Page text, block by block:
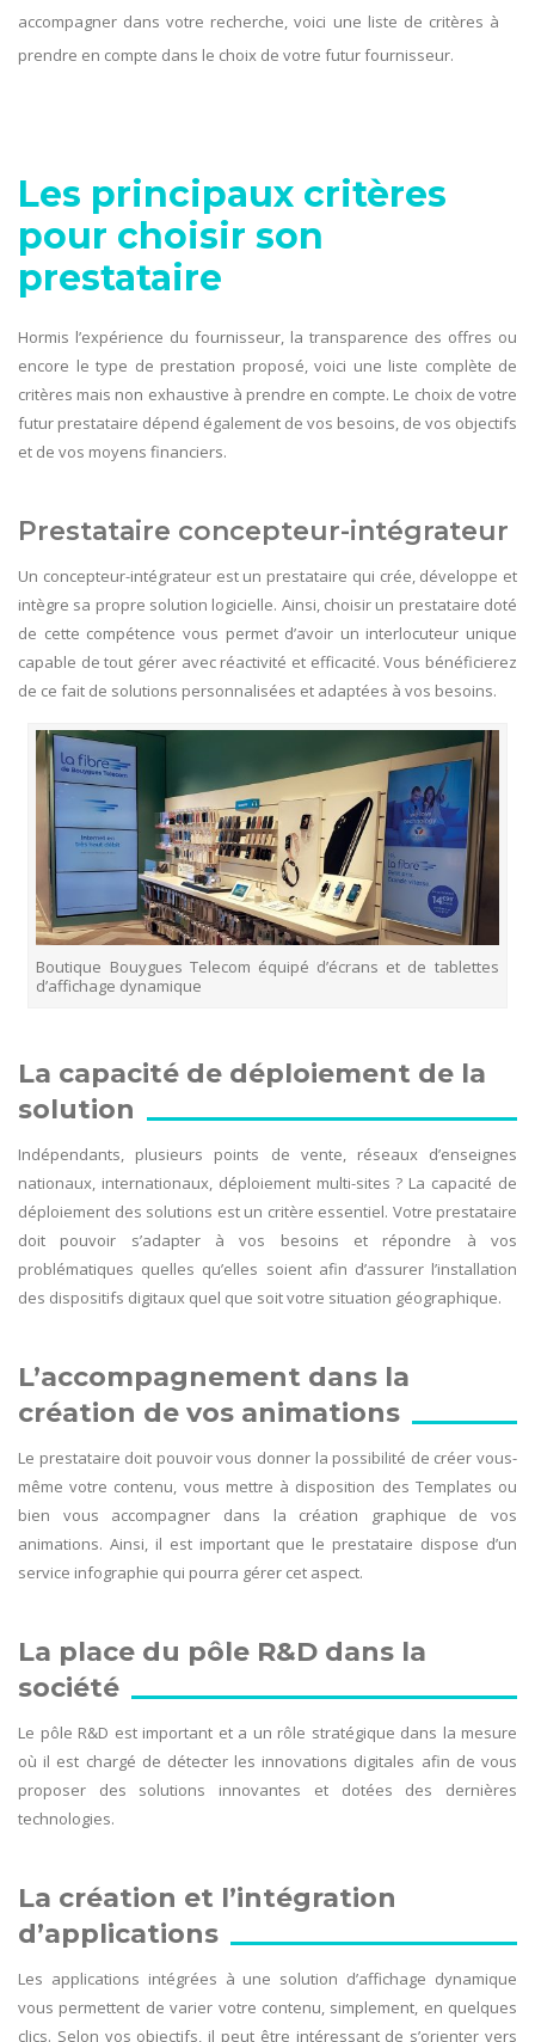
accompagner dans votre recherche, voici une liste de critères à
prendre en compte dans le choix de votre futur fournisseur.
Les principaux critères
pour choisir son
prestataire
Hormis l’expérience du fournisseur, la transparence des offres ou
encore le type de prestation proposé, voici une liste complète de
critères mais non exhaustive à prendre en compte. Le choix de votre
futur prestataire dépend également de vos besoins, de vos objectifs
et de vos moyens financiers.
Prestataire concepteur-intégrateur
Un concepteur-intégrateur est un prestataire qui crée, développe et
intègre sa propre solution logicielle. Ainsi, choisir un prestataire doté
de cette compétence vous permet d’avoir un interlocuteur unique
capable de tout gérer avec réactivité et efficacité. Vous bénéficierez
de ce fait de solutions personnalisées et adaptées à vos besoins.
Boutique Bouygues Telecom équipé d’écrans et de tablettes
d’affichage dynamique
La capacité de déploiement de la
solution
Indépendants, plusieurs points de vente, réseaux d’enseignes
nationaux, internationaux, déploiement multi-sites ? La capacité de
déploiement des solutions est un critère essentiel. Votre prestataire
doit pouvoir s’adapter à vos besoins et répondre à vos
problématiques quelles qu’elles soient afin d’assurer l’installation
des dispositifs digitaux quel que soit votre situation géographique.
L’accompagnement dans la
création de vos animations
Le prestataire doit pouvoir vous donner la possibilité de créer vous-
même votre contenu, vous mettre à disposition des Templates ou
bien vous accompagner dans la création graphique de vos
animations. Ainsi, il est important que le prestataire dispose d’un
service infographie qui pourra gérer cet aspect.
La place du pôle R&D dans la
société
Le pôle R&D est important et a un rôle stratégique dans la mesure
où il est chargé de détecter les innovations digitales afin de vous
proposer des solutions innovantes et dotées des dernières
technologies.
La création et l’intégration
d’applications
Les applications intégrées à une solution d’affichage dynamique
vous permettent de varier votre contenu, simplement, en quelques
clics. Selon vos objectifs, il peut être intéressant de s’orienter vers